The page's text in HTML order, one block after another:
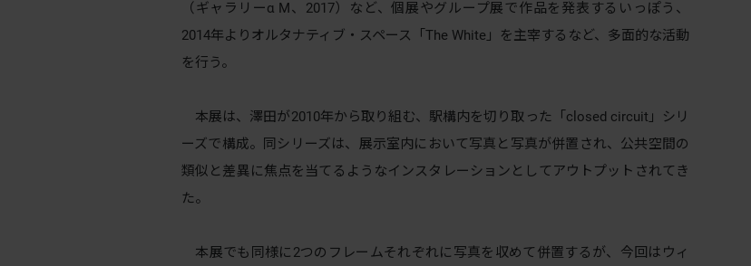
（ギャラリーα M、2017）など、個展やグループ展で作品を発表するいっぽう、
2014年よりオルタナティブ・スペース「The White」を主宰するなど、多面的な活動
を行う。
本展は、澤田が2010年から取り組む、駅構内を切り取った「closed circuit」シリ
ーズで構成。同シリーズは、展示室内において写真と写真が併置され、公共空間の
類似と差異に焦点を当てるようなインスタレーションとしてアウトプットされてき
た。
本展でも同様に2つのフレームそれぞれに写真を収めて併置するが、今回はウィ